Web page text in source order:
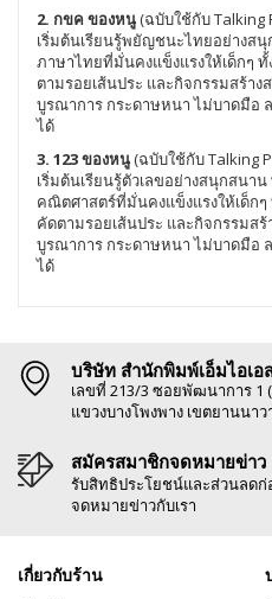
2. กขค ของหนู(ฉบับใช้กับ Talking
เริ่มต้นเรียนรู้พยัญชนะไทยอย่างส
ภาษาไทยที่มั่นคงแข็งแรงให้เด็กๆ
ตามรอยเส้นประ และกิจกรรมสร้า
บูรณาการ กระดาษหนา ไม่บาดมือ
ได้
3. 123 ของหนู(ฉบับใช้กับ Talking
เริ่มต้นเรียนรู้ตัวเลขอย่างสนุกสน
คณิตศาสตร์ที่มั่นคงแข็งแรงให้เด็กๆ
คัดตามรอยเส้นประ และกิจกรรมส
บูรณาการ กระดาษหนา ไม่บาดมือ
ได้
บริษัท สำนักพิมพ์เอ็มไอเอ
เลขที่ 213/3 ซอยพัฒนาการ 1
แขวงบางโพงพาง เขตยานนาว
สมัครสมาชิกจดหมายข่าว
รับสิทธิประโยชน์และส่วนลด
จดหมายข่าวกับเรา
เกี่ยวกับร้าน